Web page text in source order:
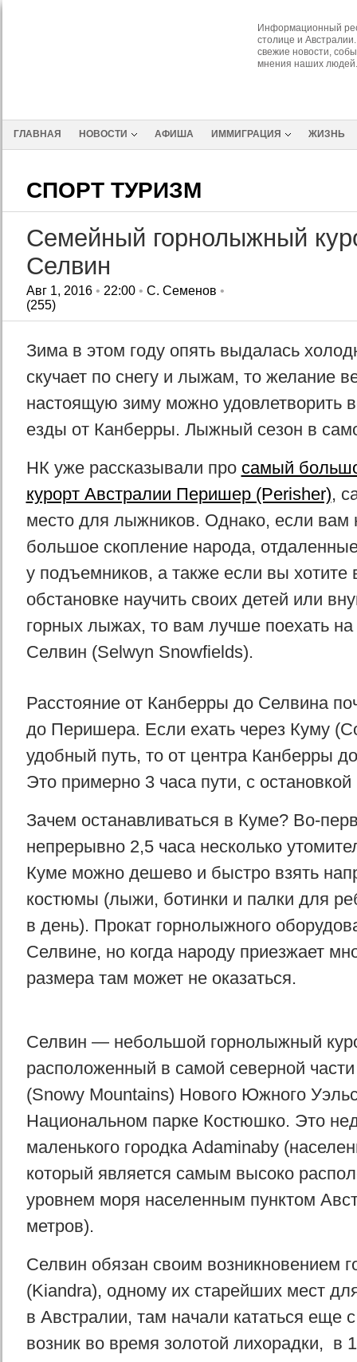
Информационный
столице и
свежие новости,
мнения наших людей.
ГЛАВНАЯ НОВОСТИ АФИША ИММИГРАЦИЯ ЖИЗНЬ
СПОРТ ТУРИЗМ
Семейный горнолыжный
Селвин
Авг 1, 2016• 22:00• С. Семенов •
(255)
Зима в этом году опять выдалась
скучает по снегу и лыжам, то желание
настоящую зиму можно удовлетворить
езды от Канберры. Лыжный сезон в
НК уже рассказывали про самый
курорт Австралии Перишер (Perisher),
место для лыжников. Однако, если вам
большое скопление народа,
у подъемников, а также если вы хотите
обстановке научить своих детей или
горных лыжах, то вам лучше поехать
Селвин (Selwyn Snowfields).
Расстояние от Канберры до Селвина
до Перишера. Если ехать через Куму
удобный путь, то от центра Канберры
Это примерно 3 часа пути, с
Зачем останавливаться в Куме? Во-
непрерывно 2,5 часа несколько
Куме можно дешево и быстро взять
костюмы (лыжи, ботинки и палки для
в день). Прокат горнолыжного
Селвине, но когда народу приезжает
размера там может не оказаться.
Селвин — небольшой горнолыжный
расположенный в самой северной
(Snowy Mountains) Нового Южного
Национальном парке Костюшко. Это
маленького городка Adaminaby
который является самым высоко
уровнем моря населенным пунктом
метров).
Селвин обязан своим возникновением
(Kiandra), одному их старейших мест
в Австралии, там начали кататься еще
возник во время золотой лихорадки, в